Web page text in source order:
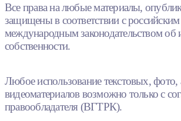
Все права на любые материалы,
защищены в соответствии с
международным законодательством об
собственности.
Любое использование текстовых, фото,
видеоматериалов возможно только с
правообладателя (ВГТРК).